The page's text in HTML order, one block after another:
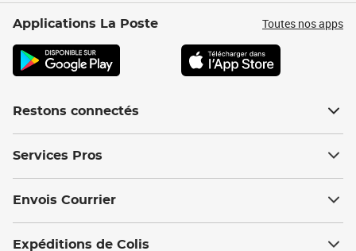
Applications La Poste Toutes nos apps
Restons connectés
Services Pros
Envois Courrier
Expéditions de Colis